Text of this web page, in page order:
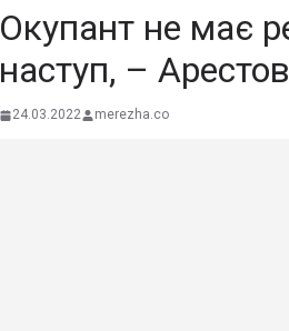
Окупант не має
наступ, –
24.03.2022 merezha.co